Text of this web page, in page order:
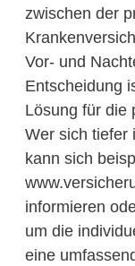
zwischen der
Vor- und
Entscheidung
Lösung für die
Wer sich tiefer
kann sich
informieren
um die
eine